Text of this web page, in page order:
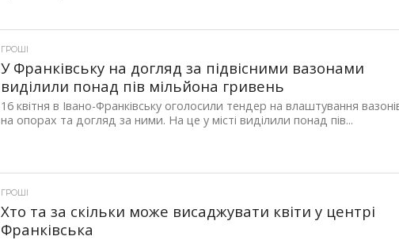
ГРОШІ
У Франківську на догляд за підвісними вазонами
виділили понад пів мільйона гривень
16 квітня в Івано-Франківську оголосили тендер на влаштування
на опорах та догляд за ними. На це у місті виділили понад пів...
ГРОШІ
Хто та за скільки може висаджувати квіти у центрі
Франківська